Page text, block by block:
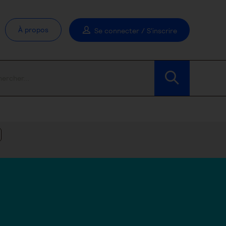
À propos Se connecter / S'inscrire